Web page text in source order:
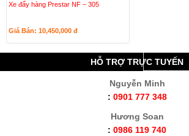
Xe đẩy hàng Prestar NF – 305
Giá Bán: 10,450,000 đ
HỖ TRỢ TRỰC TUYẾN
Nguyễn Minh
: 0901 777 348
Hương Soan
: 0986 119 740